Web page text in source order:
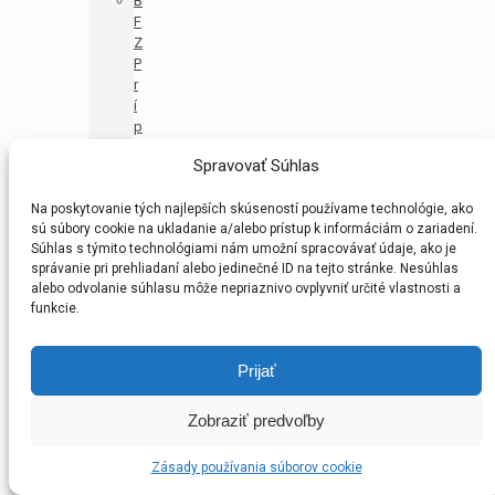
Spravovať Súhlas
Na poskytovanie tých najlepších skúseností používame technológie, ako
sú súbory cookie na ukladanie a/alebo prístup k informáciám o zariadení.
Súhlas s týmito technológiami nám umožní spracovávať údaje, ako je
správanie pri prehliadaní alebo jedinečné ID na tejto stránke. Nesúhlas
alebo odvolanie súhlasu môže nepriaznivo ovplyvniť určité vlastnosti a
funkcie.
Prijať
Zobraziť predvoľby
Zásady používania súborov cookie
F
Z
P
r
í
p
k
a
U
1
1
P